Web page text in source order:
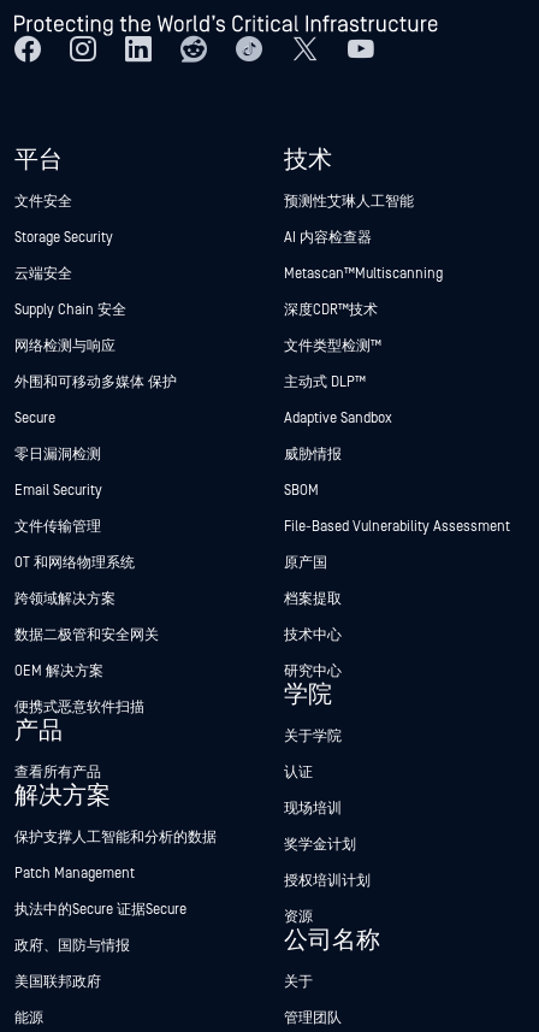
平台
文件安全
Storage Security
云端安全
Supply Chain 安全
网络检测与响应
外围和可移动多媒体 保护
Secure
零日漏洞检测
Email Security
文件传输管理
OT 和网络物理系统
跨领域解决方案
数据二极管和安全网关
OEM 解决方案
便携式恶意软件扫描
产品
查看所有产品
解决方案
保护支撑人工智能和分析的数据
Patch Management
执法中的Secure 证据Secure
政府、国防与情报
美国联邦政府
能源
技术
预测性艾琳人工智能
AI 内容检查器
Metascan™ Multiscanning
深度CDR™技术
文件类型检测™
主动式 DLP™
Adaptive Sandbox
威胁情报
SBOM
File-Based Vulnerability Assessment
原产国
档案提取
技术中心
研究中心
学院
关于学院
认证
现场培训
奖学金计划
授权培训计划
资源
公司名称
关于
管理团队